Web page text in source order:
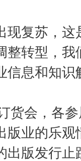
现复苏，
整转型，
信息和知
会，各参
版业的乐
出版发行